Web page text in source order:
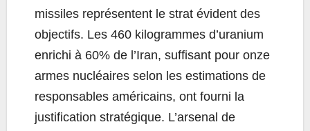
missiles représentent le strat évident des
objectifs. Les 460 kilogrammes d’uranium
enrichi à 60% de l’Iran, suffisant pour onze
armes nucléaires selon les estimations de
responsables américains, ont fourni la
justification stratégique. L’arsenal de